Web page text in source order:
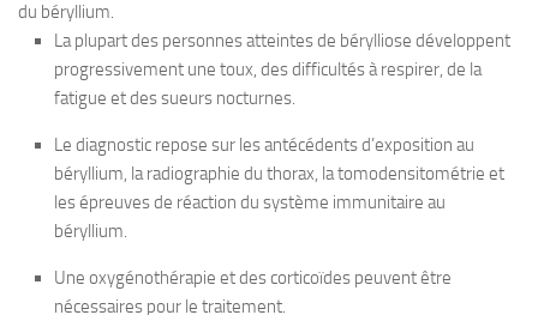
du béryllium.
La plupart des personnes atteintes de bérylliose développent
progressivement une toux, des difficultés à respirer, de la
fatigue et des sueurs nocturnes.
Le diagnostic repose sur les antécédents d’exposition au
béryllium, la radiographie du thorax, la tomodensitométrie et
les épreuves de réaction du système immunitaire au
béryllium.
Une oxygénothérapie et des corticoïdes peuvent être
nécessaires pour le traitement.